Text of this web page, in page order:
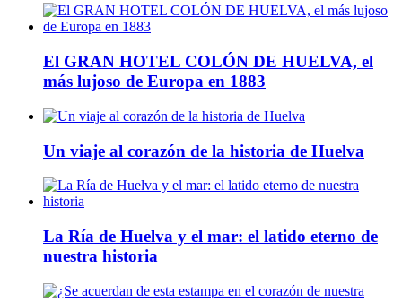
El GRAN HOTEL COLÓN DE HUELVA, el
más lujoso de Europa en 1883
Un viaje al corazón de la historia de Huelva
La Ría de Huelva y el mar: el latido eterno de
nuestra historia